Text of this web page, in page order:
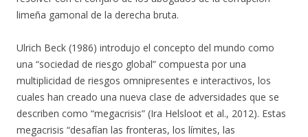
limeña gamonal de la derecha bruta.
Ulrich Beck (1986) introdujo el concepto del mundo como
una “sociedad de riesgo global” compuesta por una
multiplicidad de riesgos omnipresentes e interactivos, los
cuales han creado una nueva clase de adversidades que se
describen como “megacrisis” (Ira Helsloot et al., 2012). Estas
megacrisis “desafían las fronteras, los límites, las